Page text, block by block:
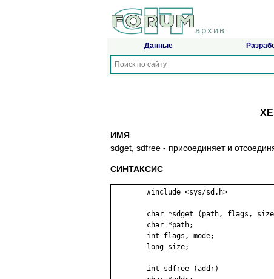
архив
Данные
ИМЯ
sdget, sdfree - пpиcoeдиняeт и
СИНТАКСИС